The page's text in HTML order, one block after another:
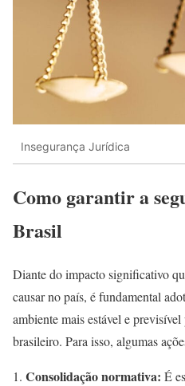
Insegurança Jurídica
Como garantir a
Brasil
Diante do impacto significativo
causar no país, é fundamental
ambiente mais estável e
brasileiro. Para isso, algumas
Consolidação normativa: É